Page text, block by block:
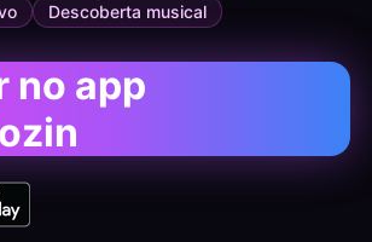
Descoberta musical
no app